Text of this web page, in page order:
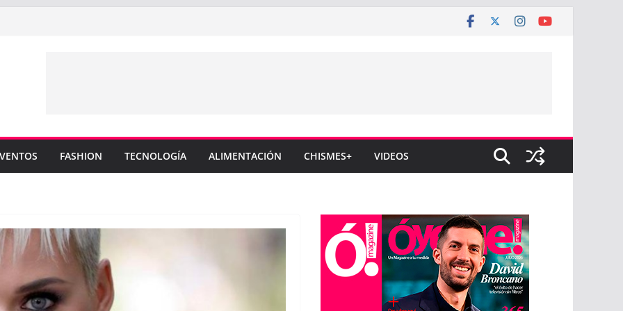
pide que dejen de compararlo con su
de la NBA
su nuevo sencillo “MI BB” junto a Omar
cinco canciones clave de su catálogo en
FASHION TECNOLOGÍA ALIMENTACIÓN CHISMES+ VIDEOS